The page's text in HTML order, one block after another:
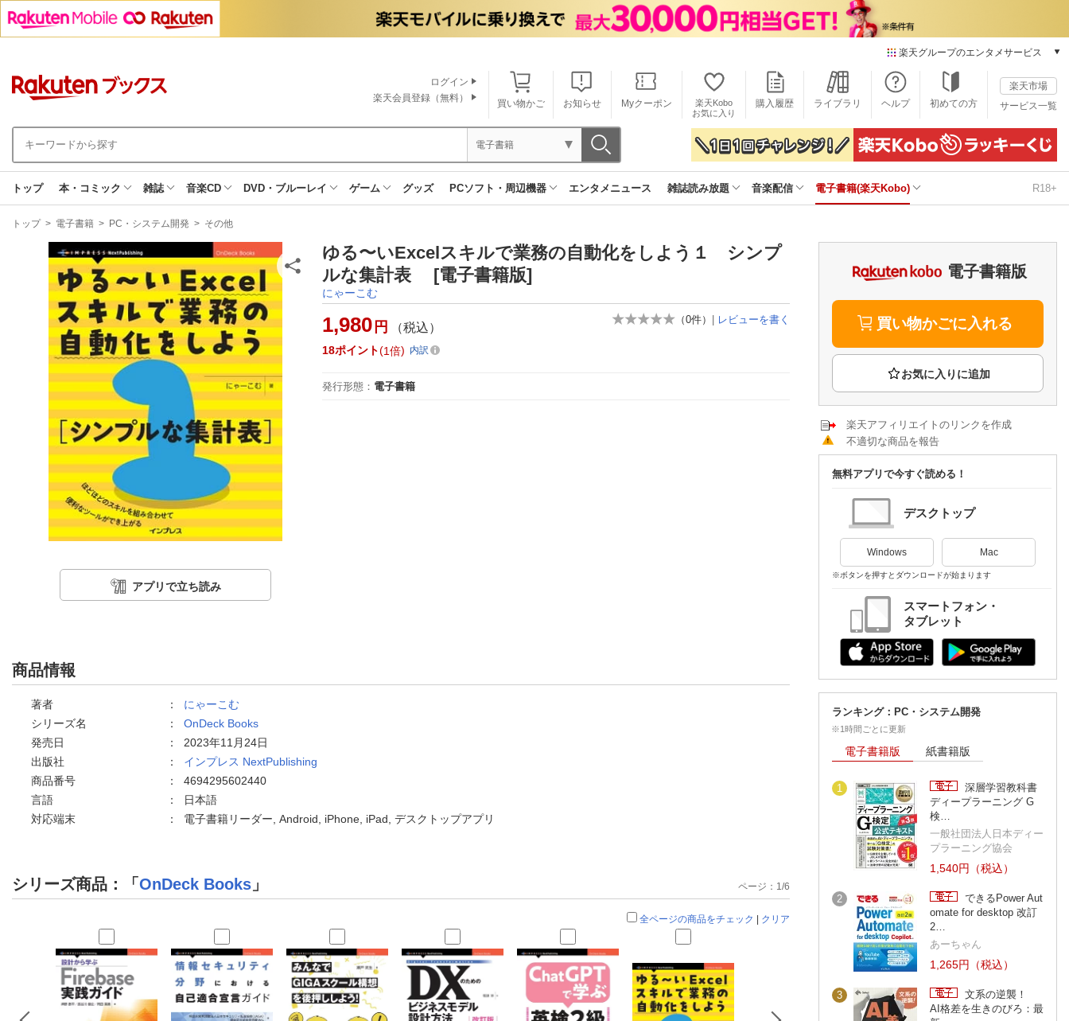
楽天グループのエンタメサービス
本/ゲーム/CD/DVD
楽天ブックス
電子書籍
楽天Kobo
雑誌読み放題
楽天ミュージック
楽天TV
動画配信ガイド
Rakuten PLAY
Rチャンネル
楽天チケット
エンタメニュース
推し楽
買い物かご お知らせ Myクーポン
楽天Kobo
お気に入り
購入履歴 ライブラリ ヘルプ 初めての方
楽天市場
サービス一覧
ログイン
楽天会員登録（無料）
電子書籍
トップ 本・コミック 雑誌 音楽CD DVD・ブルーレイ ゲーム グッズ PCソフト・周辺機器 エンタメニュース 雑誌読み放題 音楽配信 電子書籍(楽天Kobo) R18+
現
トップ > 電子書籍 > PC・システム開発 > その他
アプリで立ち読み
ゆる〜いExcelスキルで業務の自動化をしよう１ シンプ
ルな集計表 [電子書籍版]
にゃーこむ
（0件） | レビューを書く
1,980 円 （税込）
18ポイント 1倍 内訳
発行形態 ： 電子書籍
商品情報
著者 ： にゃーこむ
シリーズ名
： OnDeck Books
発売日
： 2023年11月24日
出版社
： インプレス NextPublishing
商品番号
： 4694295602440
言語
：
日本語
対応端末
： 電子書籍リーダー, Android, iPhone, iPad, デスクトップアプリ
シリーズ商品：「OnDeck Books 」 ページ：1/6
全ページの商品をチェック | クリア
電子書籍版
買い物かごに入れる
楽天アフィリエイトのリンクを作成
不適切な商品を報告
無料アプリで今すぐ読める！
デスクトップ
Windows Mac
※ボタンを押すとダウンロードが始まります
スマートフォン・
タブレット
ランキング：PC・システム開発
※1時間ごとに更新
電子書籍版 紙書籍版
1
深層学習教科書
ディープラーニング G
検…
一般社団法人日本ディー
プラーニング協会
1,540円（税込）
2
できるPower Aut
omate for desktop 改訂
2…
あーちゃん
1,265円（税込）
3
文系の逆襲！
AI格差を生きのびろ：最